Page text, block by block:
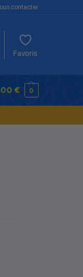
contacter
Favoris
€ 0